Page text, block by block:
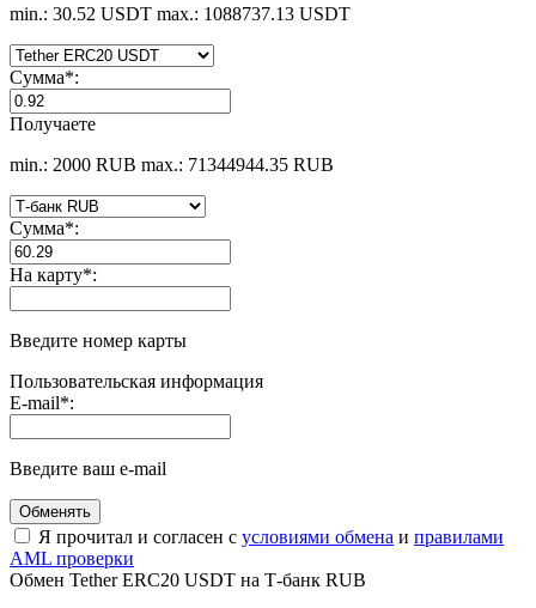
min.: 30.52 USDT max.: 1088737.13 USDT
Сумма*:
Получаете
min.: 2000 RUB max.: 71344944.35 RUB
Сумма*:
На карту*:
Введите номер карты
Пользовательская информация
E-mail*:
Введите ваш e-mail
Я прочитал и согласен с условиями обмена и правилами
AML проверки
Обмен Tether ERC20 USDT на Т-банк RUB